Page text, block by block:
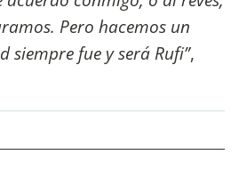
Pero hacemos un
siempre fue y será Rufi”,